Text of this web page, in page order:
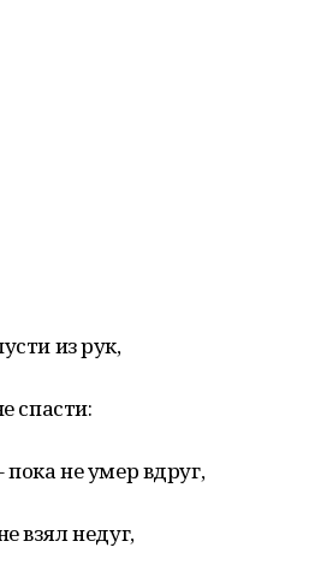
из рук,
спасти:
не умер вдруг,
взял недуг,